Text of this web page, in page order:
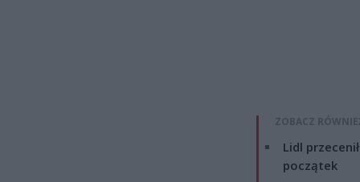
ZOBACZ
Lidl
początek